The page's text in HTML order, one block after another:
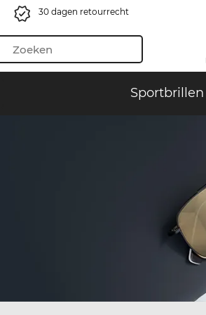
30 dagen retourrecht
Sportbrillen